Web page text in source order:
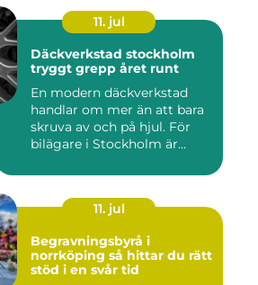
11. jul
Däckverkstad stockholm
tryggt grepp året runt
En modern däckverkstad
handlar om mer än att bara
skruva av och på hjul. För
bilägare i Stockholm är...
11. jul
Begravningsbyrå i
norrköping så hittar du rätt
stöd i en svår tid